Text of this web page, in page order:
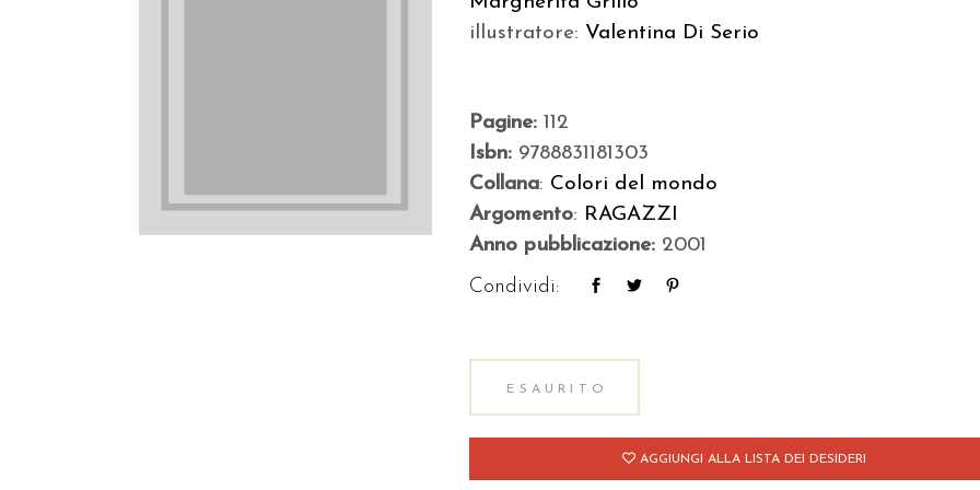
illustratore: Valentina Di Serio
Pagine:112
Isbn: 9788831181303
Collana: Colori del mondo
Argomento: RAGAZZI
Anno pubblicazione: 2001
Condividi:
ESAURITO
AGGIUNGI ALLA LISTA DEI DESIDERI